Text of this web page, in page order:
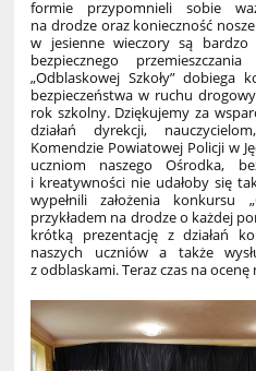
formie przypomnieli sobie
na drodze oraz konieczność
w jesienne wieczory są bardzo
bezpiecznego
„Odblaskowej Szkoły” dobiega
bezpieczeństwa w ruchu
rok szkolny. Dziękujemy za
działań dyrekcji,
Komendzie Powiatowej Policji w
uczniom naszego Ośrodka,
i kreatywności nie udałoby się
wypełnili założenia konkursu
przykładem na drodze o każdej
krótką prezentację z działań
naszych uczniów a także
z odblaskami. Teraz czas na ocenę